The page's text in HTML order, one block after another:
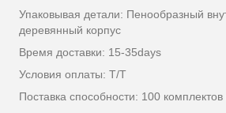
Упаковывая детали: Пенообразный
деревянный корпус
Время доставки: 15-35days
Условия оплаты: T/T
Поставка способности: 100